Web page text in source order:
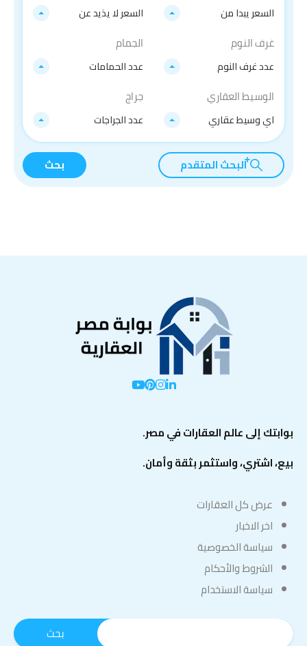
السعر يبدا من السعر لا يذيد عن
غرف النوم
عدد غرف النوم
الجمام
عدد الحمامات
الوسيط العقاري
اي وسيط عقاري
جراج
عدد الجراجات
البحث المتقدم بحث
بوابتك إلى عالم العقارات في مصر.
بيع، اشتري، واستثمر بثقة وأمان.
عرض كل العقارات
اخر الاخبار
سياسة الخصوصية
الشروط والأحكام
سياسة الاستخدام